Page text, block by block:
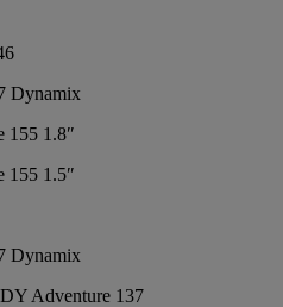
Dynamix
155 1.8″
155 1.5″
Dynamix
Adventure 137